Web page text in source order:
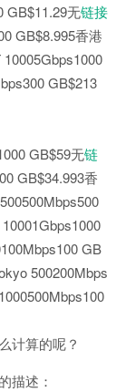
GB$11.29无链接
GB$8.995香港
GB$213
GB$59无链
GB$34.993香
GB
500200Mbps
计算的呢？
描述：